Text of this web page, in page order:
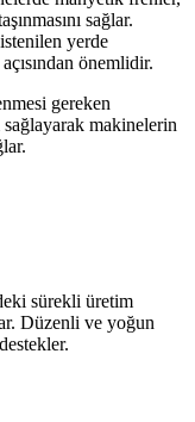
sağlar.
yerde
önemlidir.
gereken
makinelerin
sürekli üretim
Düzenli ve yoğun